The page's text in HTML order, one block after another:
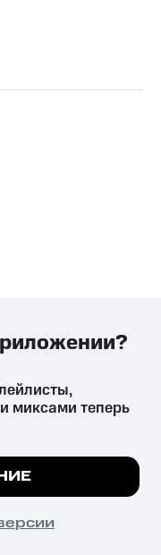
вред здоровью,
установленную
все
миксами теперь